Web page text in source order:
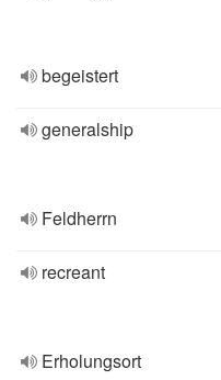
begeistert
generalship
Feldherrn
recreant
Erholungsort